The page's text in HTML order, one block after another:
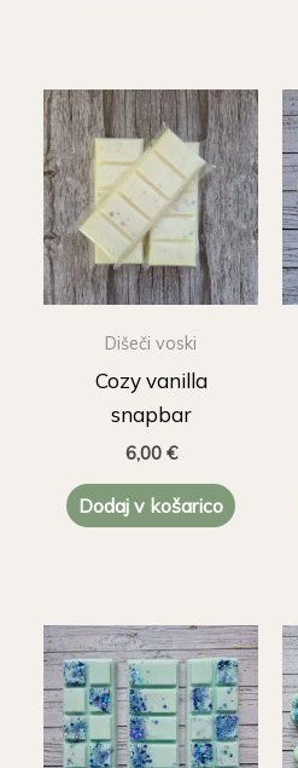
Dišeči voski
Cozy vanilla
snapbar
6,00 €
Dodaj v košarico